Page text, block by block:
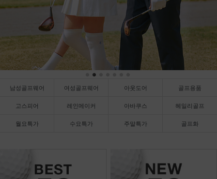
남성골프웨어 여성골프웨어 아웃도어 골프용품
고스피어 레인메이커 아바쿠스 헤일리골프
월요특가 수요특가 주말특가 골프화